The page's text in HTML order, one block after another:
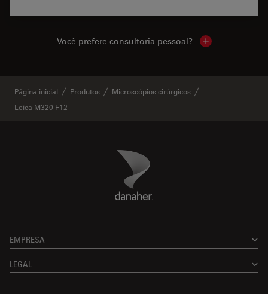
Você prefere consultoria pessoal? Show local
Página inicial Produtos
Microscópios cirúrgicos
Leica M320 F12
Danaher Logo
EMPRESA
LEGAL